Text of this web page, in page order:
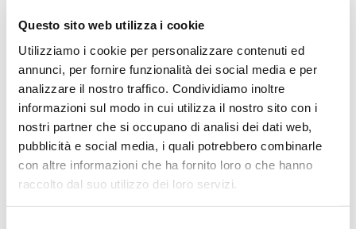
Questo sito web utilizza i cookie
Utilizziamo i cookie per personalizzare contenuti ed
annunci, per fornire funzionalità dei social media e per
analizzare il nostro traffico. Condividiamo inoltre
informazioni sul modo in cui utilizza il nostro sito con i
nostri partner che si occupano di analisi dei dati web,
pubblicità e social media, i quali potrebbero combinarle
con altre informazioni che ha fornito loro o che hanno
raccolto dal suo utilizzo dei loro servizi.
Elenco operatori invitati:
Codice Fiscale:
Procedura di scelta:
Affidamento ai sensi del Regolamento Generale
Aziendale per Lavori Servizi e Forniture
Aggiudicatario Nome:
GEATTI ARNALDO SRL - cod. fisc. 01384420301
Importo Aggiudicazione:
533,3900